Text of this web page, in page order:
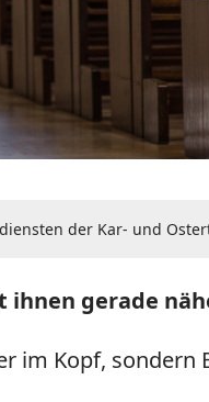
der Kar- und
ihnen gerade
im Kopf,